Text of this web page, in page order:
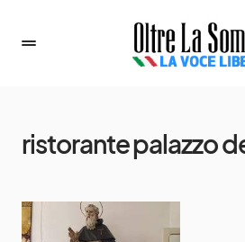
ristorante palazzo